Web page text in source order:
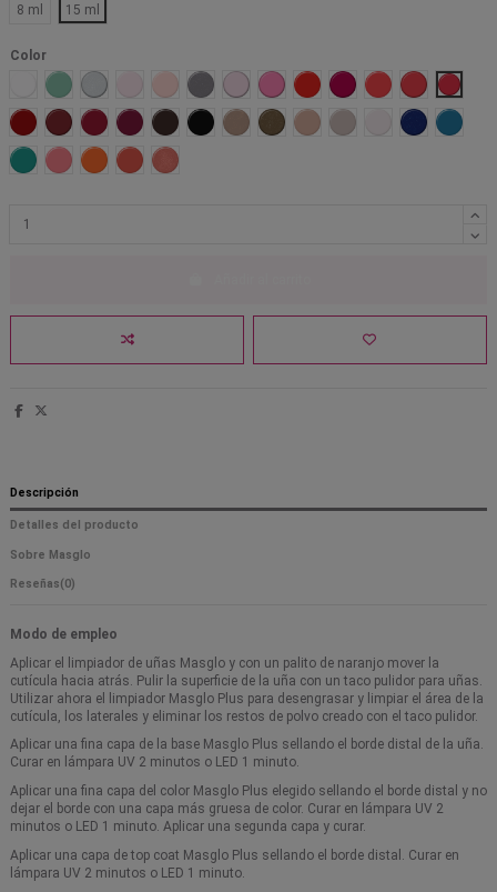
8 ml
15 ml
Color
Tiza
AdorableAdmirable
Novia IngenuaPrudenteIlusión ExtremaInfluyenteChic ExplosivaFufurufaActiva
Linda Fiesta Sollada MalvadaSangre Toro
Negro Unica Glamorosa
Diva Matrimonio
Nieve Atractiva
EntretenidaBusconaZánganaConvencidaVigorosa
Descripción
Detalles del producto
Sobre Masglo
Reseñas(0)
Modo de empleo
Aplicar el limpiador de uñas Masglo y con un palito de naranjo mover la
cutícula hacia atrás. Pulir la superficie de la uña con un taco pulidor para uñas.
Utilizar ahora el limpiador Masglo Plus para desengrasar y limpiar el área de la
cutícula, los laterales y eliminar los restos de polvo creado con el taco pulidor.
Aplicar una fina capa de la base Masglo Plus sellando el borde distal de la uña.
Curar en lámpara UV 2 minutos o LED 1 minuto.
Aplicar una fina capa del color Masglo Plus elegido sellando el borde distal y no
dejar el borde con una capa más gruesa de color. Curar en lámpara UV 2
minutos o LED 1 minuto. Aplicar una segunda capa y curar.
Aplicar una capa de top coat Masglo Plus sellando el borde distal. Curar en
lámpara UV 2 minutos o LED 1 minuto.